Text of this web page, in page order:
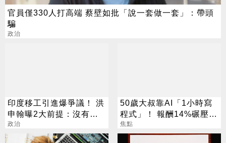
官員僅330人打高端 蔡壁如批「說一套做一套」：帶頭
騙
政治
印度移工引進爆爭議！ 洪
申翰曝2大前提：沒有時
間表
政治
50歲大叔靠AI「1小時寫
程式」！ 報酬14%碾壓標
普 直接辭職去炒股
焦點